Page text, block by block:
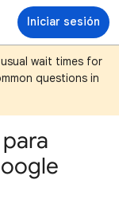
Iniciar sesión
wait times for
questions in